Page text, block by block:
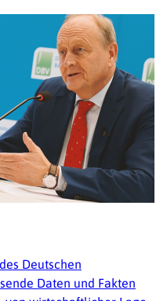
Deutschen
Daten und Fakten